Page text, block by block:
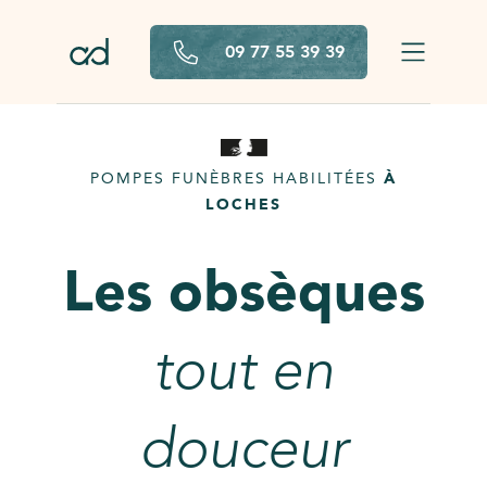
09 77 55 39 39
POMPES FUNÈBRES HABILITÉES À
LOCHES
Les obsèques
tout en
douceur